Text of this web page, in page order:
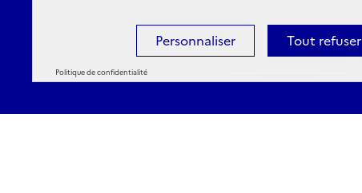
Tout refuser
Personnaliser
Politique de confidentialité